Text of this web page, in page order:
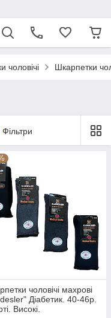
чоловічі Шкарпетки
Фільтри
чоловічі махрові
Діабетик. 40-46р.
Високі.